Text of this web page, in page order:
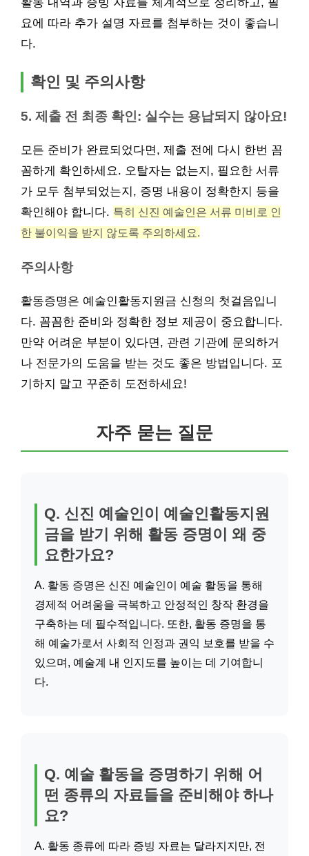
요에 따라 추가 설명 자료를 첨부하는 것이 좋습니
다.
확인 및 주의사항
5. 제출 전 최종 확인: 실수는 용납되지 않아요!
모든 준비가 완료되었다면, 제출 전에 다시 한번 꼼
꼼하게 확인하세요. 오탈자는 없는지, 필요한 서류
가 모두 첨부되었는지, 증명 내용이 정확한지 등을
확인해야 합니다. 특히 신진 예술인은 서류 미비로 인
한 불이익을 받지 않도록 주의하세요.
주의사항
활동증명은 예술인활동지원금 신청의 첫걸음입니
다. 꼼꼼한 준비와 정확한 정보 제공이 중요합니다.
만약 어려운 부분이 있다면, 관련 기관에 문의하거
나 전문가의 도움을 받는 것도 좋은 방법입니다. 포
기하지 말고 꾸준히 도전하세요!
자주 묻는 질문
Q. 신진 예술인이 예술인활동지원
금을 받기 위해 활동 증명이 왜 중
요한가요?
A. 활동 증명은 신진 예술인이 예술 활동을 통해
경제적 어려움을 극복하고 안정적인 창작 환경을
구축하는 데 필수적입니다. 또한, 활동 증명을 통
해 예술가로서 사회적 인정과 권익 보호를 받을 수
있으며, 예술계 내 인지도를 높이는 데 기여합니
다.
Q. 예술 활동을 증명하기 위해 어
떤 종류의 자료들을 준비해야 하나
요?
A. 활동 종류에 따라 증빙 자료는 달라지지만, 전